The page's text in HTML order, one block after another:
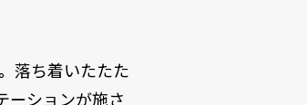
落ち着いたたた
ーションが施さ